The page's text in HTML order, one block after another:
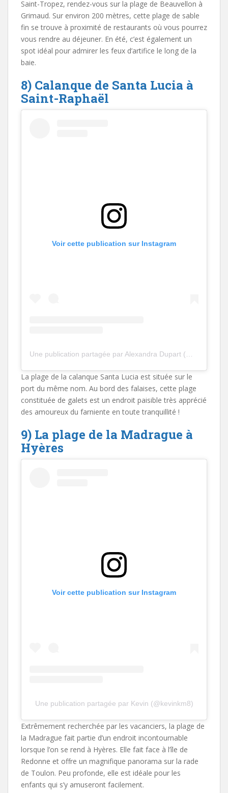
Saint-Tropez, rendez-vous sur la plage de Beauvellon à
Grimaud. Sur environ 200 mètres, cette plage de sable
fin se trouve à proximité de restaurants où vous pourrez
vous rendre au déjeuner. En été, c’est également un
spot idéal pour admirer les feux d’artifice le long de la
baie.
8) Calanque de Santa Lucia à
Saint-Raphaël
Voir cette publication sur Instagram
La plage de la calanque Santa Lucia est située sur le
port du même nom. Au bord des falaises, cette plage
constituée de galets est un endroit paisible très apprécié
des amoureux du farniente en toute tranquillité !
9) La plage de la Madrague à
Hyères
Voir cette publication sur Instagram
Une publication partagée par Kevin (@kevinkm8)
Extrêmement recherchée par les vacanciers, la plage de
la Madrague fait partie d’un endroit incontournable
lorsque l’on se rend à Hyères. Elle fait face à l’île de
Redonne et offre un magnifique panorama sur la rade
de Toulon. Peu profonde, elle est idéale pour les
enfants qui s’y amuseront facilement.